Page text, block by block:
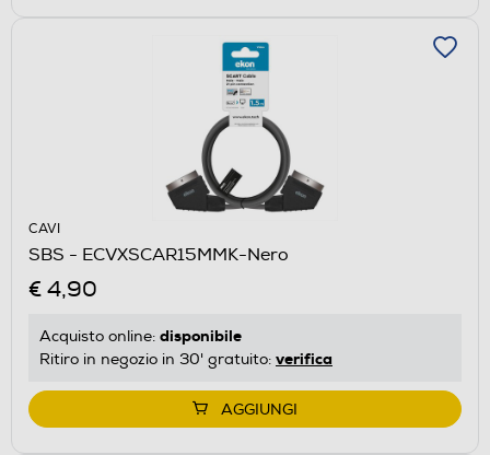
CAVI
SBS - ECVXSCAR15MMK-Nero
€ 4,90
Acquisto online: disponibile
Ritiro in negozio in 30' gratuito: verifica
AGGIUNGI